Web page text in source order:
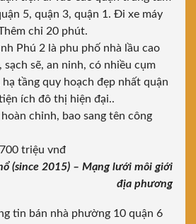
5, quận 3, quận 1. Đi xe máy
chỉ 20 phút.
Phú 2 là phu phố nhà lầu cao
sạch sẽ, an ninh, có nhiều cụm
tầng quy hoạch đẹp nhất quận
ích đô thị hiện đại..
chỉnh, bao sang tên công
triệu vnđ
(since 2015) – Mạng lưới môi giới
địa phương
tin bán nhà phường 10 quận 6